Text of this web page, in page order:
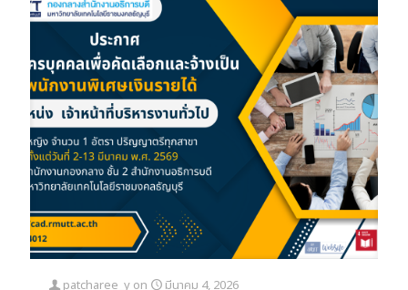
patcharee_y on
มีนาคม 4, 2026